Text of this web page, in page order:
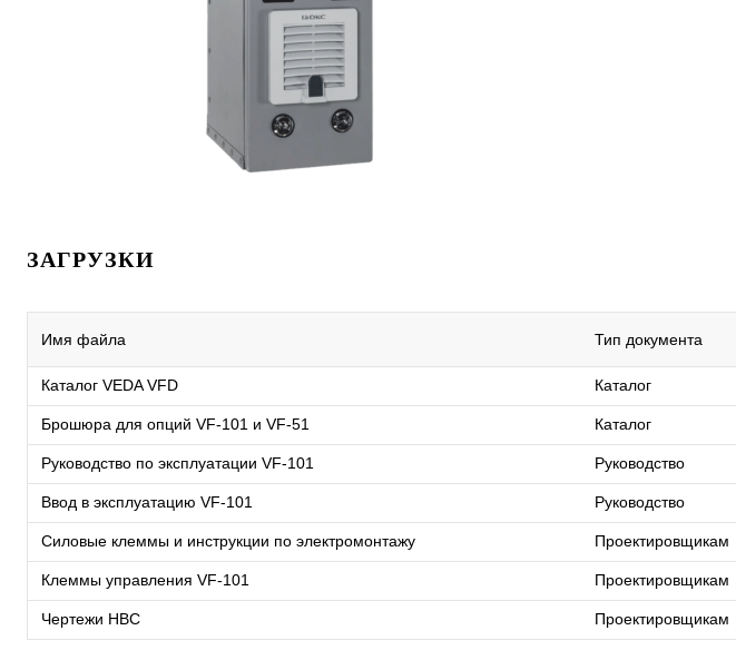
ЗАГРУЗКИ
Имя файла Тип документа
Каталог VEDA VFD Каталог
Брошюра для опций VF-101 и VF-51 Каталог
Руководство по эксплуатации VF-101 Руководство
Ввод в эксплуатацию VF-101 Руководство
Силовые клеммы и инструкции по электромонтажу Проектировщикам
Клеммы управления VF-101 Проектировщикам
Чертежи HBC Проектировщикам